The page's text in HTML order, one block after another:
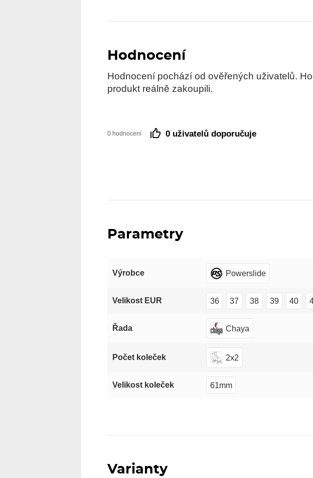
Hodnocení
Hodnocení pochází od ověřených uživatelů.
produkt reálně zakoupili.
0 hodnocení 0 uživatelů doporučuje
Parametry
Výrobce Powerslide
Velikost EUR 36 37 38 39 40
Řada Chaya
Počet koleček 2x2
Velikost koleček 61mm
Varianty